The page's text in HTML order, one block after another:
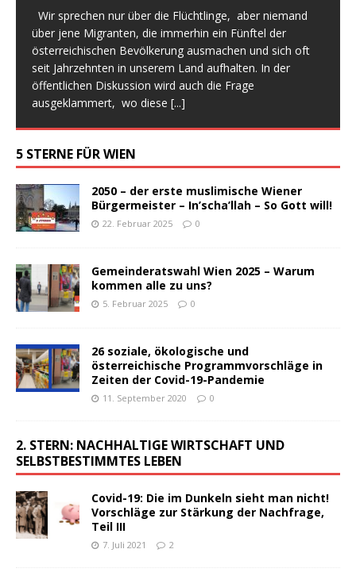
Wir sprechen nur über die Flüchtlinge, aber niemand
über jene Migranten, die immerhin ein Fünftel der
österreichischen Bevölkerung ausmachen und sich oft
seit Jahrzehnten in unserem Land aufhalten. In der
öffentlichen Diskussion wird auch die Frage
ausgeklammert, wo diese [...]
5 STERNE FÜR WIEN
2050 – der erste muslimische Wiener
Bürgermeister – In’scha’llah – So Gott will!
22. Februar 2025 0
Gemeinderatswahl Wien 2025 – Warum
kommen alle zu uns?
5. Februar 2025 0
26 soziale, ökologische und
österreichische Programmvorschläge in
Zeiten der Covid-19-Pandemie
11. September 2020 0
2. STERN: NACHHALTIGE WIRTSCHAFT UND
SELBSTBESTIMMTES LEBEN
Covid-19: Die im Dunkeln sieht man nicht!
Vorschläge zur Stärkung der Nachfrage,
Teil III
7. Juli 2021 2